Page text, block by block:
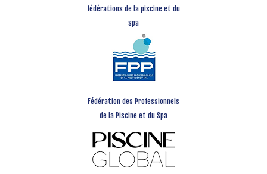
fédérations de la piscine et du
spa
Fédération des Professionnels
de la Piscine et du Spa